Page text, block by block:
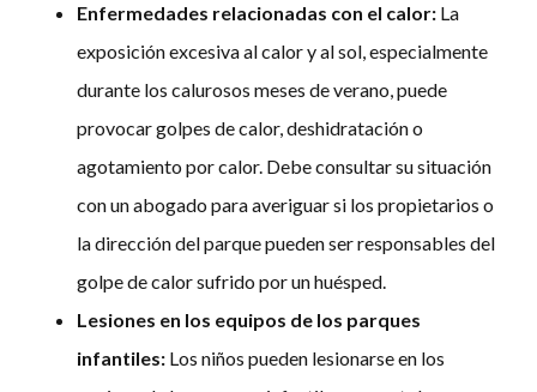
Enfermedades relacionadas con el calor: La
exposición excesiva al calor y al sol, especialmente
durante los calurosos meses de verano, puede
provocar golpes de calor, deshidratación o
agotamiento por calor. Debe consultar su situación
con un abogado para averiguar si los propietarios o
la dirección del parque pueden ser responsables del
golpe de calor sufrido por un huésped.
Lesiones en los equipos de los parques
infantiles: Los niños pueden lesionarse en los